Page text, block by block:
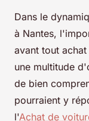
Dans le
à Nantes,
avant tout
une multitude
de bien
pourraient y
l'Achat de